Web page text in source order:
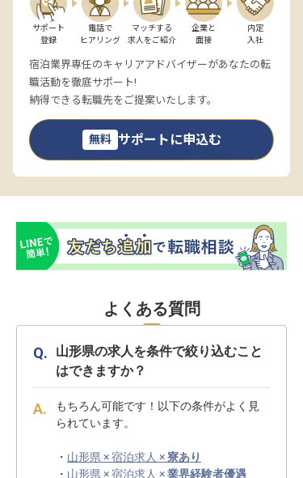
サポート
登録
電話で
ヒアリング
マッチする
求人をご紹介
企業と
面接
内定
入社
宿泊業界専任のキャリアアドバイザーがあなたの転
職活動を徹底サポート!
納得できる転職先をご提案いたします。
無料 サポートに申込む
よくある質問
山形県の求人を条件で絞り込むこと
はできますか？
もちろん可能です！以下の条件がよく見
られています。
・ 山形県 × 宿泊求人 ×寮あり
・ 山形県 × 宿泊求人 ×業界経験者優遇